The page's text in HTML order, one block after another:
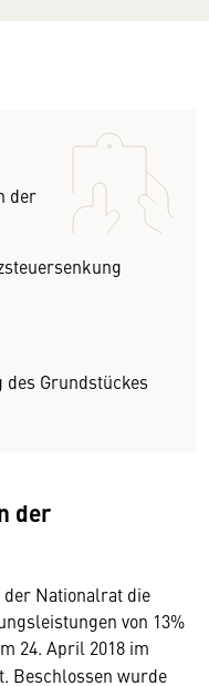
der
Grundstückes
der
der Nationalrat die
von 13%
24. April 2018 im
Beschlossen wurde